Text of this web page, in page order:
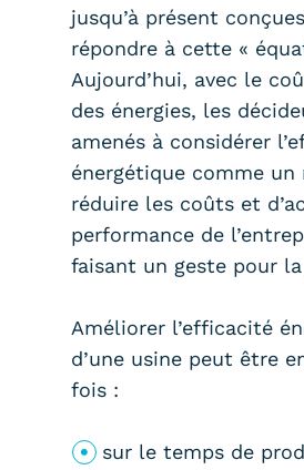
jusqu’à présent
répondre à cette «
Aujourd’hui, avec le
des énergies, les
amenés à considérer
énergétique comme un
réduire les coûts et
performance de
faisant un geste pour
Améliorer l’efficacité
d’une usine peut être
fois :
sur le temps de